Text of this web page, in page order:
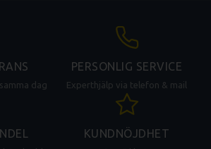
dag
PERSONLIG SERVICE
Experthjälp via telefon & mail
KUNDNÖJDHET